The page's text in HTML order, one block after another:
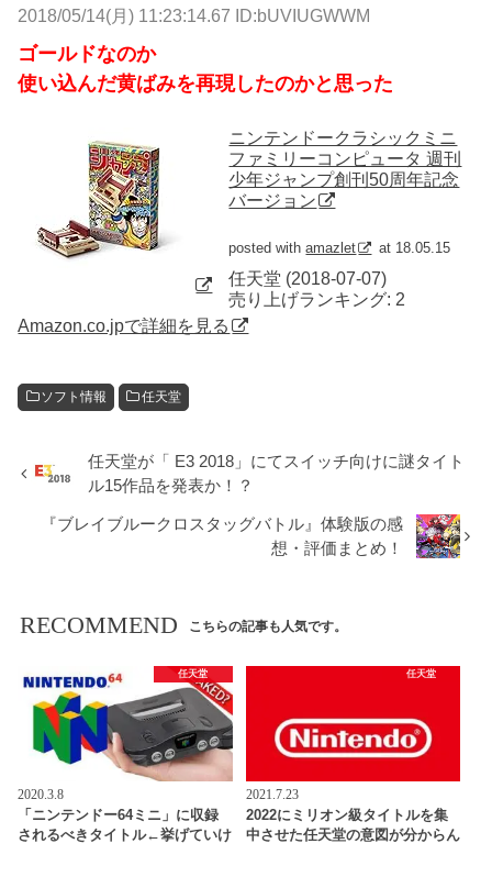
2018/05/14(月) 11:23:14.67 ID:bUVIUGWWM
ゴールドなのか
使い込んだ黄ばみを再現したのかと思った
ニンテンドークラシックミニ
ファミリーコンピュータ 週刊
少年ジャンプ創刊50周年記念
バージョン
posted withamazlet at 18.05.15
任天堂 (2018-07-07)
売り上げランキング: 2
Amazon.co.jpで詳細を見る
ソフト情報 任天堂
任天堂が「 E3 2018」にてスイッチ向けに謎タイト
ル15作品を発表か！？
『ブレイブルークロスタッグバトル』体験版の感
想・評価まとめ！
RECOMMEND こちらの記事も人気です。
任天堂
2020.3.8
「ニンテンドー64ミニ」に収録
されるべきタイトル←挙げていけ
任天堂
2021.7.23
2022にミリオン級タイトルを集
中させた任天堂の意図が分からん